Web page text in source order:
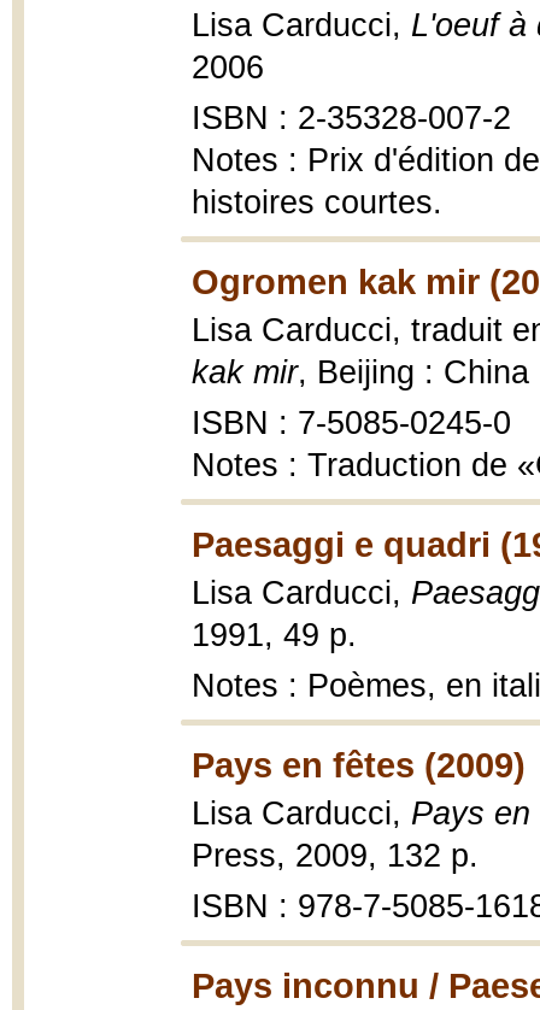
Lisa Carducci, L'oeuf à
2006
ISBN : 2-35328-007-2
Notes : Prix d'édition
histoires courtes.
Ogromen kak mir
Lisa Carducci, traduit
kak mir, Beijing :
ISBN : 7-5085-0245-0
Notes : Traduction de
Paesaggi e quadri
Lisa Carducci,
1991, 49 p.
Notes : Poèmes, en
Pays en fêtes (2009)
Lisa Carducci, Pays en
Press, 2009, 132 p.
ISBN : 978-7-5085-
Pays inconnu /